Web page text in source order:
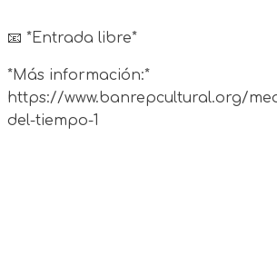
📧 *Entrada libre*
*Más información:*
https://www.banrepcultural.org/
del-tiempo-1